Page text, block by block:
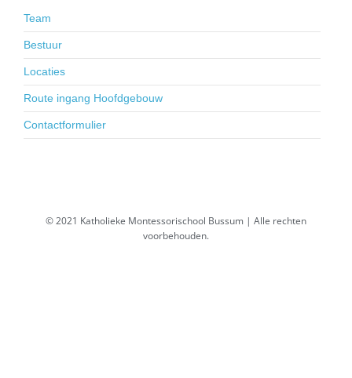
Team
Bestuur
Locaties
Route ingang Hoofdgebouw
Contactformulier
© 2021 Katholieke Montessorischool Bussum | Alle rechten
voorbehouden.